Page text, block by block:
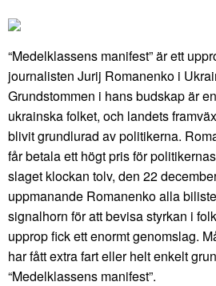
“Medelklassens manifest” är ett
journalisten Jurij Romanenko i
Grundstommen i hans budskap är
ukrainska folket, och landets
blivit grundlurad av politikerna.
får betala ett högt pris för
slaget klockan tolv, den 22
uppmanande Romanenko alla
signalhorn för att bevisa styrkan i
upprop fick ett enormt genomslag.
har fått extra fart eller helt enkelt
“Medelklassens manifest”.